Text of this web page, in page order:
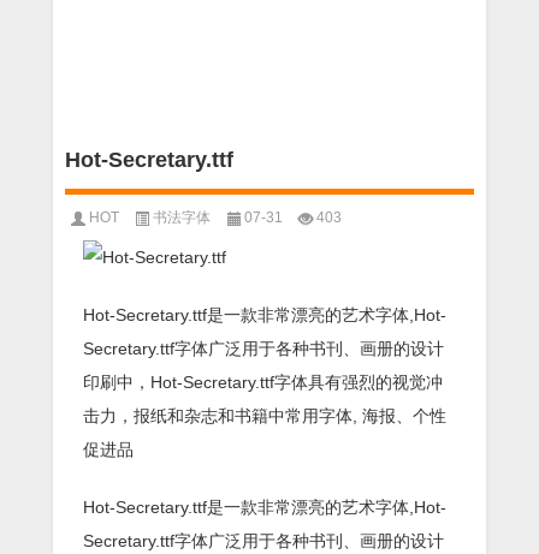
Hot-Secretary.ttf
HOT 书法字体 07-31 403
Hot-Secretary.ttf是一款非常漂亮的艺术字体,Hot-
Secretary.ttf字体广泛用于各种书刊、画册的设计
印刷中，Hot-Secretary.ttf字体具有强烈的视觉冲
击力，报纸和杂志和书籍中常用字体, 海报、个性
促进品
Hot-Secretary.ttf是一款非常漂亮的艺术字体,Hot-
Secretary.ttf字体广泛用于各种书刊、画册的设计